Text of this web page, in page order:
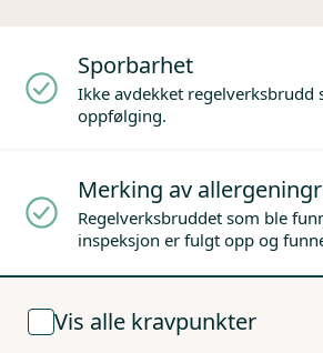
Sporbarhet
Ikke avdekket regelverksbrudd
oppfølging.
Merking av
Regelverksbruddet som ble
inspeksjon er fulgt opp og
Vis alle kravpunkter